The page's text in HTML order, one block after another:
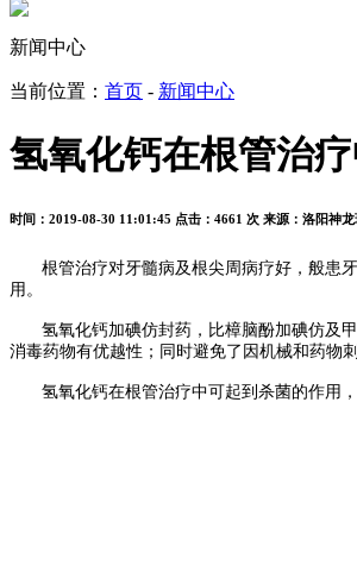
新闻中心
当前位置： 首页 - 新闻中心
氢氧化钙在根管治
时间：2019-08-30 11:01:45 点击：4661 次 来源：洛阳神龙
根管治疗对牙髓病及根尖周病疗好，般患
用。
氢氧化钙加碘仿封药，比樟脑酚加碘仿及
消毒药物有优越性；同时避免了因机械和药物
氢氧化钙在根管治疗中可起到杀菌的作用